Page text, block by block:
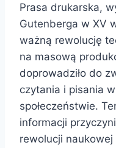
Prasa drukarska,
Gutenberga w XV
ważną rewolucję
na masową
doprowadziło do
czytania i pisania
społeczeństwie.
informacji
rewolucji